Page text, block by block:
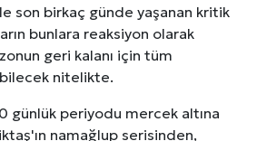
son birkaç günde yaşanan kritik
bunlara reaksiyon olarak
geri kalanı için tüm
nitelikte.
günlük periyodu mercek altına
namağlup serisinden,